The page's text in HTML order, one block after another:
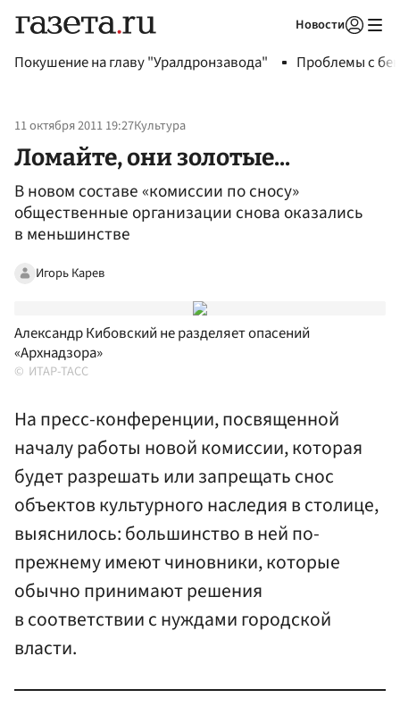
Новости
Покушение на главу "Уралдронзавода" Проблемы с
11 октября 2011 19:27Культура
Ломайте, они золотые...
В новом составе «комиссии по сносу»
общественные организации снова оказались
в меньшинстве
Игорь Карев
Александр Кибовский не разделяет опасений
«Архнадзора»
ИТАР-ТАСС
На пресс-конференции, посвященной
началу работы новой комиссии, которая
будет разрешать или запрещать снос
объектов культурного наследия в столице,
выяснилось: большинство в ней по-
прежнему имеют чиновники, которые
обычно принимают решения
в соответствии с нуждами городской
власти.